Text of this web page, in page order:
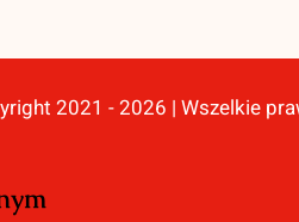
2021 - 2026 | Wszelkie